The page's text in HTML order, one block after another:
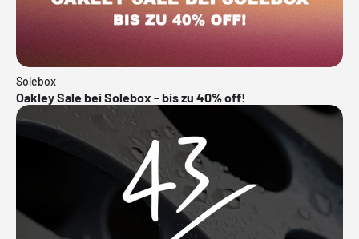
Solebox
Oakley Sale bei Solebox - bis zu 40% off!